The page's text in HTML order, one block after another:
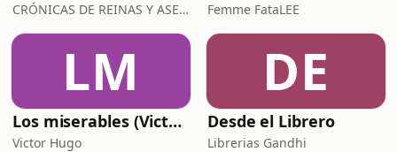
CRÓNICAS DE REINAS Y ASESINAS Femme FataLEE
LM
Los miserables (Victor Hugo)
Victor Hugo
DE
Desde el Librero
Librerias Gandhi